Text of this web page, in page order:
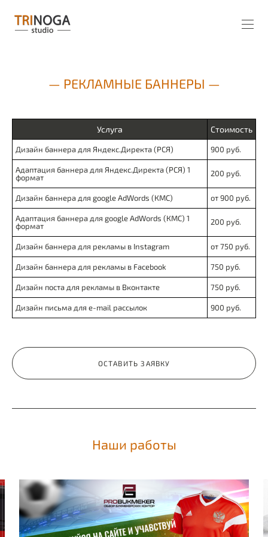
— РЕКЛАМНЫЕ БАННЕРЫ —
Услуга Стоимость
Дизайн баннера для Яндекс.Директа (РСЯ) 900 руб.
Адаптация баннера для Яндекс.Директа (РСЯ) 1
формат
200 руб.
Дизайн баннера для google AdWords (КМС) от 900 руб.
Адаптация баннера для google AdWords (КМС) 1
формат
200 руб.
Дизайн баннера для рекламы в Instagram от 750 руб.
Дизайн баннера для рекламы в Facebook 750 руб.
Дизайн поста для рекламы в Вконтакте 750 руб.
Дизайн письма для e-mail рассылок 900 руб.
ОСТАВИТЬ ЗАЯВКУ
Наши работы